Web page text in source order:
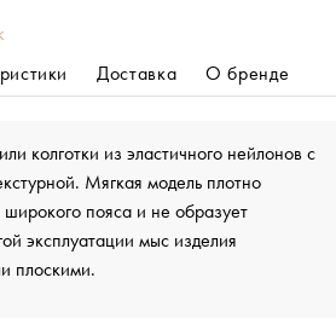
Доставка О бренде
колготки из эластичного нейлонов с
Мягкая модель плотно
широкого пояса и не образует
эксплуатации мыс изделия
плоскими.